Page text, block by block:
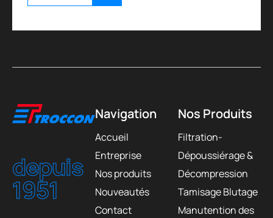
depuis
1951
Navigation
Accueil
Entreprise
Nos produits
Nouveautés
Contact
Nos Produits
Filtration-
Dépoussiérage &
Décompression
Tamisage Blutage
Manutention des